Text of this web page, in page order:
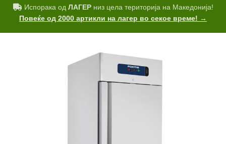
Испорака од ЛАГЕРниз цела територија на Македонија!
Повеќе од 2000 артикли на лагер во секое време! →